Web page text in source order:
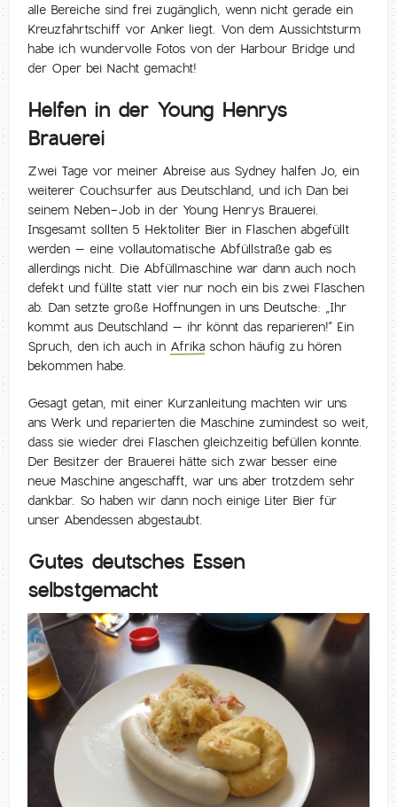
alle Bereiche sind frei zugänglich, wenn nicht gerade ein
Kreuzfahrtschiff vor Anker liegt. Von dem Aussichtsturm
habe ich wundervolle Fotos von der Harbour Bridge und
der Oper bei Nacht gemacht!
Helfen in der Young Henrys
Brauerei
Zwei Tage vor meiner Abreise aus Sydney halfen Jo, ein
weiterer Couchsurfer aus Deutschland, und ich Dan bei
seinem Neben-Job in der Young Henrys Brauerei.
Insgesamt sollten 5 Hektoliter Bier in Flaschen abgefüllt
werden – eine vollautomatische Abfüllstraße gab es
allerdings nicht. Die Abfüllmaschine war dann auch noch
defekt und füllte statt vier nur noch ein bis zwei Flaschen
ab. Dan setzte große Hoffnungen in uns Deutsche: „Ihr
kommt aus Deutschland – ihr könnt das reparieren!“ Ein
Spruch, den ich auch in Afrika schon häufig zu hören
bekommen habe.
Gesagt getan, mit einer Kurzanleitung machten wir uns
ans Werk und reparierten die Maschine zumindest so weit,
dass sie wieder drei Flaschen gleichzeitig befüllen konnte.
Der Besitzer der Brauerei hätte sich zwar besser eine
neue Maschine angeschafft, war uns aber trotzdem sehr
dankbar. So haben wir dann noch einige Liter Bier für
unser Abendessen abgestaubt.
Gutes deutsches Essen
selbstgemacht